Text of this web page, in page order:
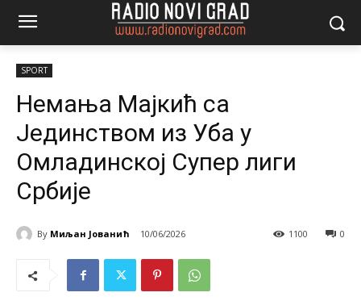
SPORT
Немања Мајкић са
Јединством из Уба у
Омладинској Супер лиги
Србије
By Миљан Јованић 10/06/2026 0
1100